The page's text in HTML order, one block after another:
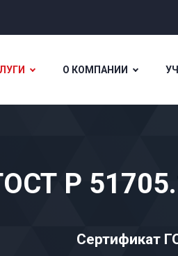
О КОМПАНИИ
Р
Сертификат